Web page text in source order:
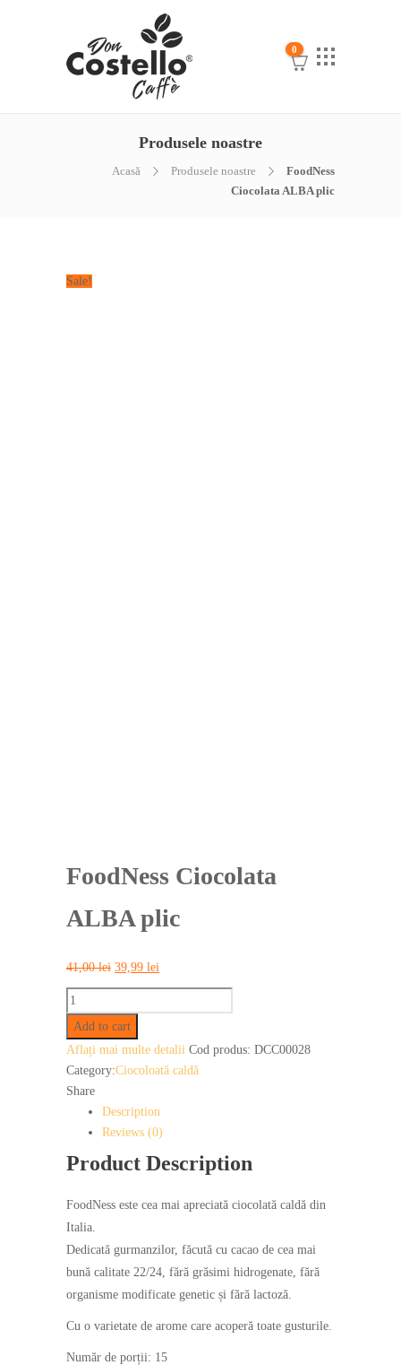
0
Produsele noastre
Acasă Produsele noastre
FoodNess
Ciocolata ALBA plic
Sale!
FoodNess Ciocolata
ALBA plic
41,00lei Original
price
was:
41,00 lei.
39,99 lei
price
is:
FoodNess
Ciocolata
ALBA
quantity
Add to cart
Aflați mai multe detalii Cod produs: DCC00028
Category:Ciocoloată caldă
Share
Description
Reviews (0)
Product Description
FoodNess este cea mai apreciată ciocolată caldă din
Italia.
Dedicată gurmanzilor, făcută cu cacao de cea mai
bună calitate 22/24, fără grăsimi hidrogenate, fără
organisme modificate genetic și fără lactoză.
Cu o varietate de arome care acoperă toate gusturile.
Număr de porții: 15